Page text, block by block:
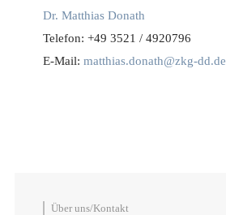
Dr. Matthias Donath
Telefon: +49 3521 / 4920796
E-Mail: matthias.donath@zkg-dd.de
Über uns/Kontakt